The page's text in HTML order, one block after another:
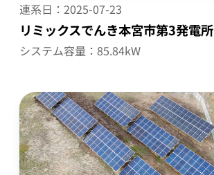
連系日： 2025-07-23
リミックスでんき本宮市第3発電所
システム容量：85.84kW